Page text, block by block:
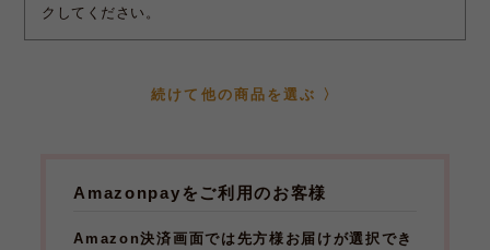
クしてください。
Amazonpayをご利用のお客様
Amazon決済画面では先方様お届けが選択でき